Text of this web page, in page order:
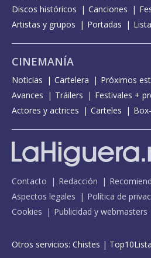
Discos históricos
Canciones
Artistas y grupos
Portadas
CINEMANÍA
Noticias Cartelera Próximos
Avances
Tráilers
Festivales +
Actores y actrices
Carteles
Contacto Redacción
Aspectos legales
Política de
Cookies
Publicidad y webmasters
Otros servicios: Chistes |